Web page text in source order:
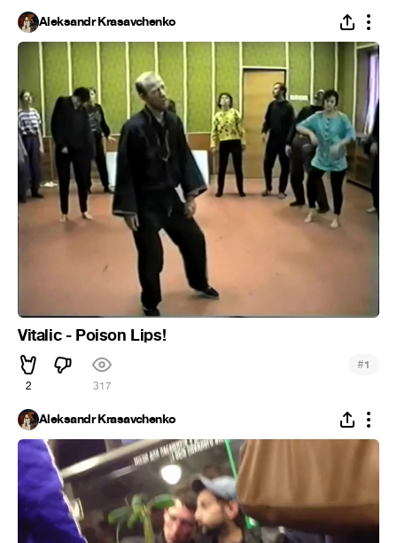
Aleksandr Krasavchenko
Vitalic - Poison Lips!
2 317
#1
Aleksandr Krasavchenko